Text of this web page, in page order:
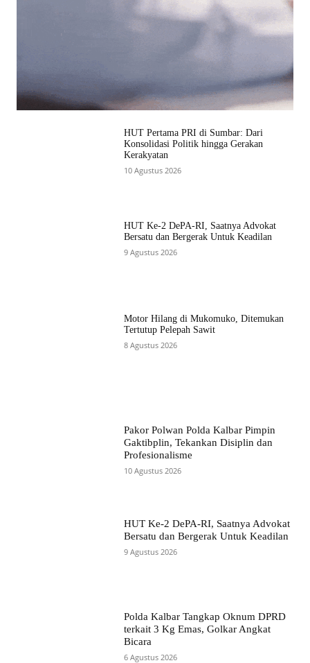
HUT Pertama PRI di Sumbar: Dari
Konsolidasi Politik hingga Gerakan
Kerakyatan
10 Agustus 2026
HUT Ke-2 DePA-RI, Saatnya Advokat
Bersatu dan Bergerak Untuk Keadilan
9 Agustus 2026
Motor Hilang di Mukomuko, Ditemukan
Tertutup Pelepah Sawit
8 Agustus 2026
Pakor Polwan Polda Kalbar Pimpin
Gaktibplin, Tekankan Disiplin dan
Profesionalisme
10 Agustus 2026
HUT Ke-2 DePA-RI, Saatnya Advokat
Bersatu dan Bergerak Untuk Keadilan
9 Agustus 2026
Polda Kalbar Tangkap Oknum DPRD
terkait 3 Kg Emas, Golkar Angkat
Bicara
6 Agustus 2026